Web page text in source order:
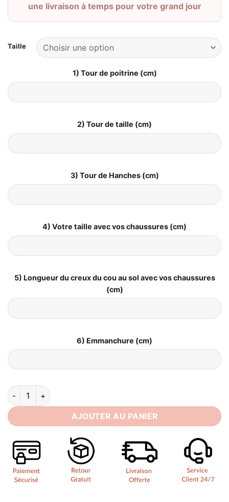
une livraison à temps pour votre grand jour
Taille
1) Tour de poitrine (cm)
2) Tour de taille (cm)
3) Tour de Hanches (cm)
4) Votre taille avec vos chaussures (cm)
5) Longueur du creux du cou au sol avec vos chaussures
(cm)
6) Emmanchure (cm)
quantité de Robe de Mariée Sirène sans Bretelles
AJOUTER AU PANIER